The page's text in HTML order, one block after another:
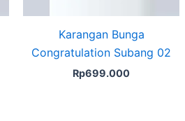
Karangan Bunga
Congratulation Subang 02
Rp699.000